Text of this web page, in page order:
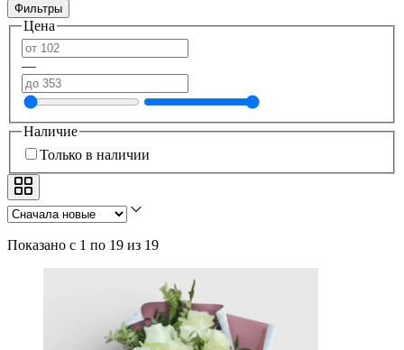
Фильтры
Цена
—
Наличие
Только в наличии
Показано с 1 по 19 из 19